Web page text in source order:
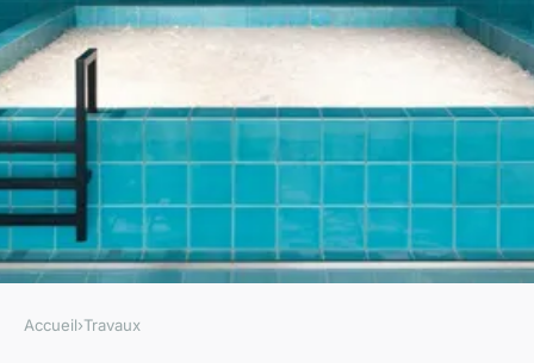
Accueil›Travaux